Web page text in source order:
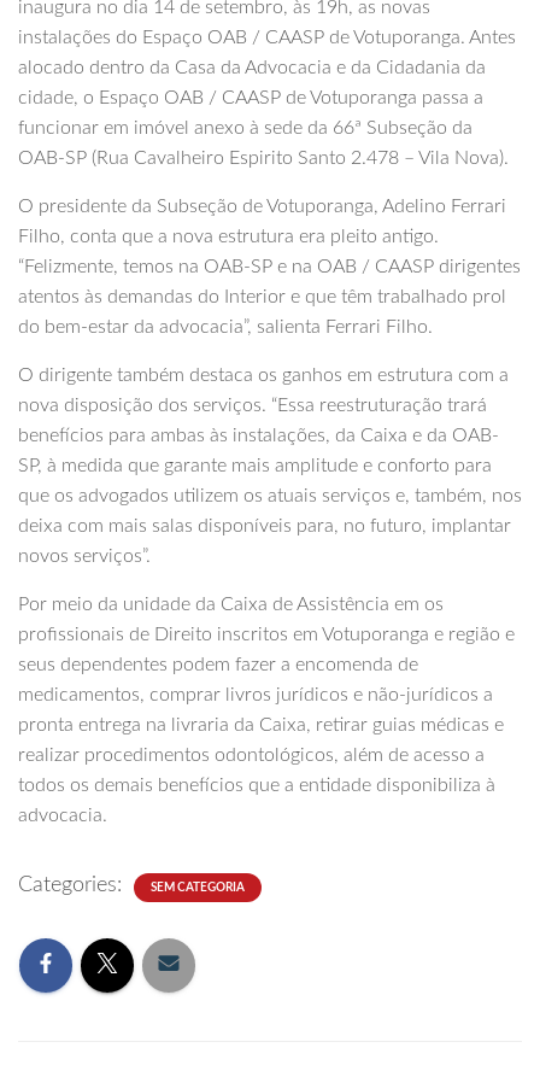
inaugura no dia 14 de setembro, às 19h, as novas
instalações do Espaço OAB / CAASP de Votuporanga. Antes
alocado dentro da Casa da Advocacia e da Cidadania da
cidade, o Espaço OAB / CAASP de Votuporanga passa a
funcionar em imóvel anexo à sede da 66ª Subseção da
OAB-SP (Rua Cavalheiro Espirito Santo 2.478 – Vila Nova).
O presidente da Subseção de Votuporanga, Adelino Ferrari
Filho, conta que a nova estrutura era pleito antigo.
“Felizmente, temos na OAB-SP e na OAB / CAASP dirigentes
atentos às demandas do Interior e que têm trabalhado prol
do bem-estar da advocacia”, salienta Ferrari Filho.
O dirigente também destaca os ganhos em estrutura com a
nova disposição dos serviços. “Essa reestruturação trará
benefícios para ambas às instalações, da Caixa e da OAB-
SP, à medida que garante mais amplitude e conforto para
que os advogados utilizem os atuais serviços e, também, nos
deixa com mais salas disponíveis para, no futuro, implantar
novos serviços”.
Por meio da unidade da Caixa de Assistência em os
profissionais de Direito inscritos em Votuporanga e região e
seus dependentes podem fazer a encomenda de
medicamentos, comprar livros jurídicos e não-jurídicos a
pronta entrega na livraria da Caixa, retirar guias médicas e
realizar procedimentos odontológicos, além de acesso a
todos os demais benefícios que a entidade disponibiliza à
advocacia.
Categories: SEM CATEGORIA